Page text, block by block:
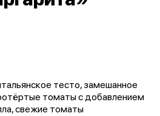
тесто, замешанное
томаты с добавлением
свежие томаты